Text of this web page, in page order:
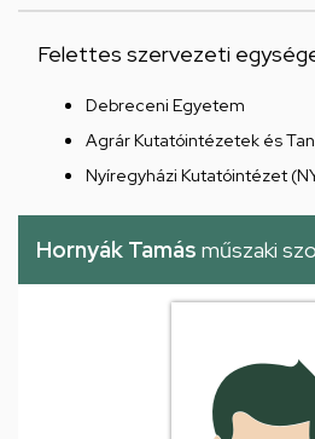
Felettes szervezeti
Debreceni Egyetem
Agrár Kutatóintézetek és
Nyíregyházi Kutatóintézet
Hornyák Tamás műszaki